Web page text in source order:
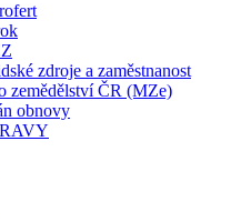
zdroje a zaměstnanost
zemědělství ČR (MZe)
obnovy